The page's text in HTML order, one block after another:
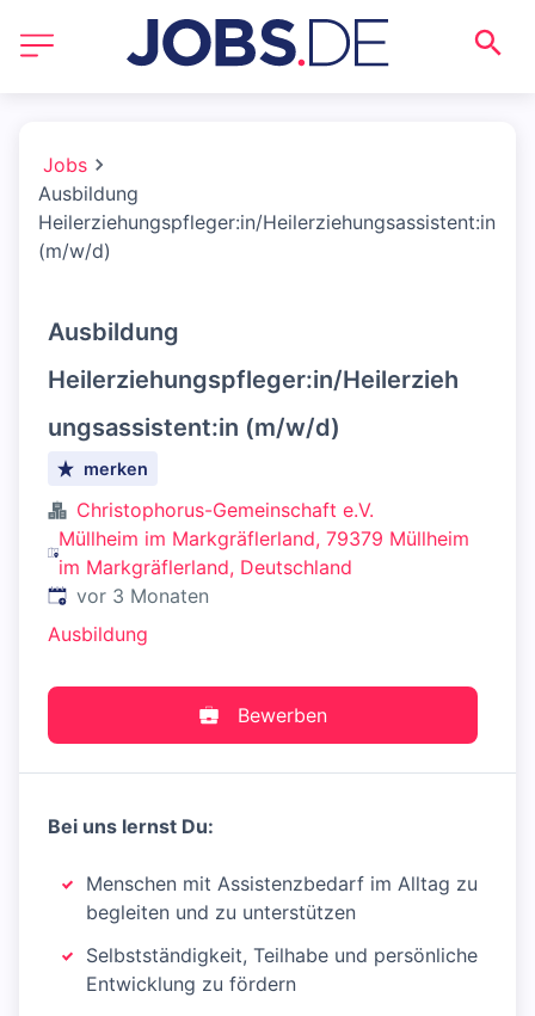
Jobs
Ausbildung
Heilerziehungspfleger:in/Heilerziehungsassistent:in
(m/w/d)
Ausbildung
Heilerziehungspfleger:in/Heilerzieh
ungsassistent:in (m/w/d)
merken
Christophorus-Gemeinschaft e.V.
Müllheim im Markgräflerland, 79379 Müllheim
im Markgräflerland, Deutschland
Veröffentlicht:
vor 3 Monaten
Ausbildung
Bewerben
Bei uns lernst Du:
Menschen mit Assistenzbedarf im Alltag zu
begleiten und zu unterstützen
Selbstständigkeit, Teilhabe und persönliche
Entwicklung zu fördern